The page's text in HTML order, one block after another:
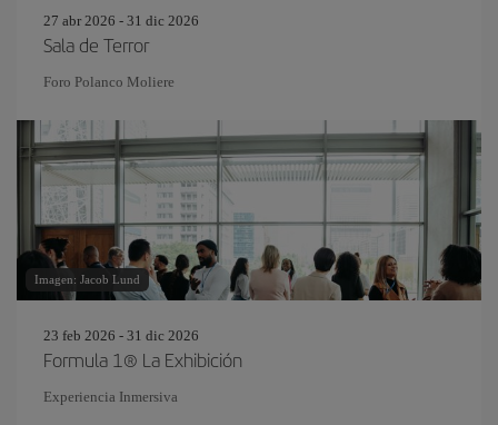
27 abr 2026 - 31 dic 2026
Sala de Terror
Foro Polanco Moliere
Imagen: Jacob Lund
23 feb 2026 - 31 dic 2026
Formula 1® La Exhibición
Experiencia Inmersiva